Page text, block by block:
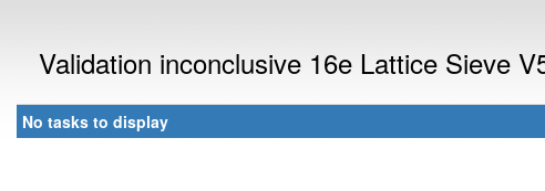
Validation inconclusive 16e Lattice Sieve
No tasks to display